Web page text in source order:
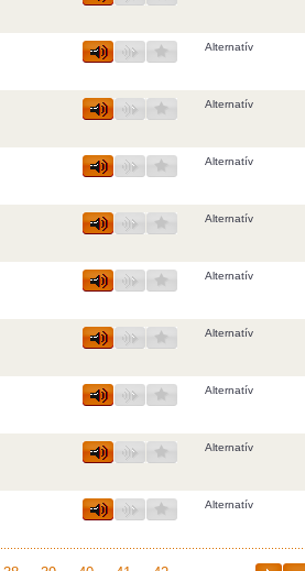
Alternatív
Alternatív
Alternatív
Alternatív
Alternatív
Alternatív
Alternatív
Alternatív
Alternatív